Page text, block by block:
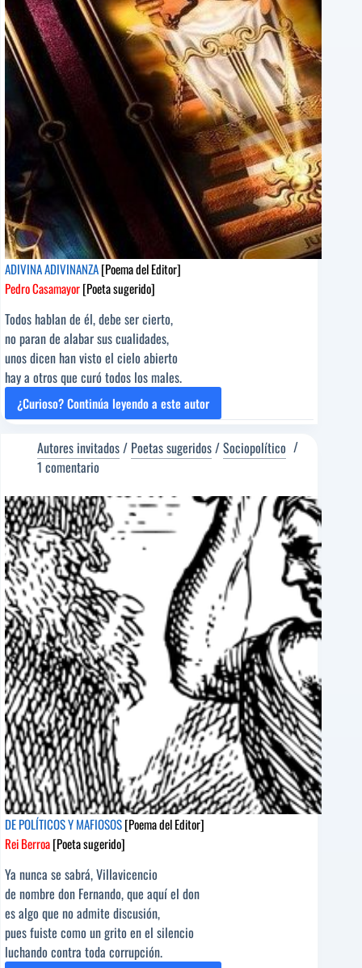
J.
Ferreira
[Poeta
sugerido]
ADIVINA ADIVINANZA[Poema del Editor]
Pedro Casamayor[Poeta sugerido]
Todos hablan de él, debe ser cierto,
no paran de alabar sus cualidades,
unos dicen han visto el cielo abierto
hay a otros que curó todos los males.
¿Curioso? Continúa leyendo a este autor
ADIVINA
[Poema
del
Pedro
Casamayor
[Poeta
sugerido]
Autores invitados/ Poetas sugeridos/Sociopolítico
1 comentario
DE POLÍTICOS Y MAFIOSOS[Poema del Editor]
Rei Berroa[Poeta sugerido]
Ya nunca se sabrá, Villavicencio
de nombre don Fernando, que aquí el don
es algo que no admite discusión,
pues fuiste como un grito en el silencio
luchando contra toda corrupción.